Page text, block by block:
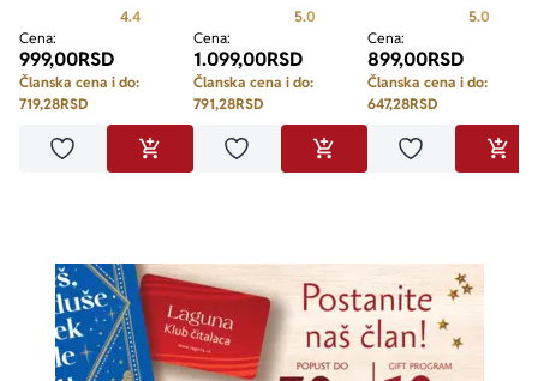
4.4Prosecna ocena je 4.4 od 5
Cena:
999,00RSD
Članska cena i do:
719,28RSD
Dodaj u omiljeneDODAJ U KORPU
5.0 Prosecna ocena je 5.0 od 5
Cena:
1.099,00RSD
Članska cena i do:
791,28RSD
Dodaj u omiljeneDODAJ U KORPU
5.0
Cena:
899,00RSD
Članska cena i do:
647,28RSD
Dodaj u